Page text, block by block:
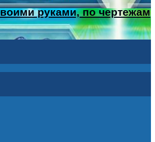
руками, по чертежам